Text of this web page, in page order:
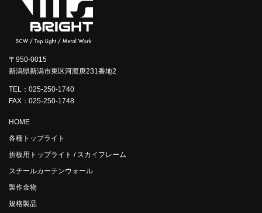
〒950-0015
新潟県新潟市東区河渡庚231番地2
TEL：025-250-1740
FAX：025-250-1748
HOME
各種トップライト
折板用トップライト / スカイフレーム
スチールカーテンウォール
製作金物
規格製品